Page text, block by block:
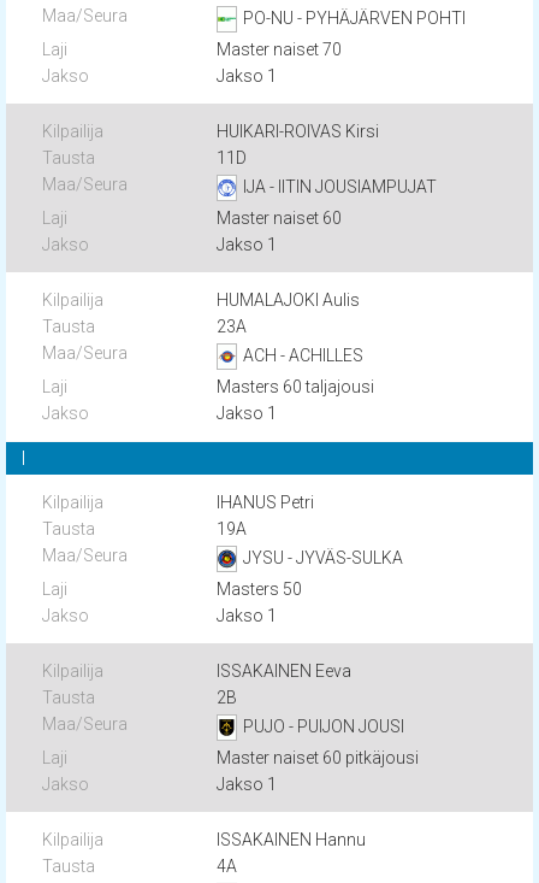
PO-NU - PYHÄJÄRVEN POHTI
Master naiset 70
Jakso 1
HUIKARI-ROIVAS Kirsi
11D
IJA - IITIN JOUSIAMPUJAT
Master naiset 60
Jakso 1
HUMALAJOKI Aulis
23A
ACH - ACHILLES
Masters 60 taljajousi
Jakso 1
I
IHANUS Petri
19A
JYSU - JYVÄS-SULKA
Masters 50
Jakso 1
ISSAKAINEN Eeva
2B
PUJO - PUIJON JOUSI
Master naiset 60 pitkäjousi
Jakso 1
ISSAKAINEN Hannu
4A